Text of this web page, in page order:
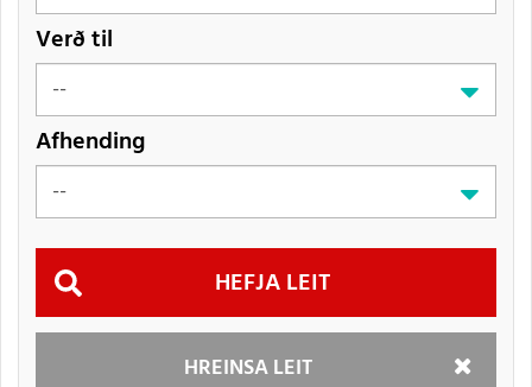
Verð til
Afhending
HREINSA LEIT
Hefja